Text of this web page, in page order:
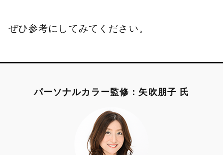
ぜひ参考にしてみてください。
パーソナルカラー監修：矢吹朋子 氏